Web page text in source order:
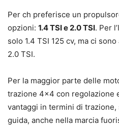
Per ch preferisce un
opzioni: 1.4 TSI e 2.0 TSI. Per
solo 1.4 TSI 125 cv, ma ci
2.0 TSI.
Per la maggior parte delle
trazione 4×4 con regolazione
vantaggi in termini di
guida, anche nella marcia